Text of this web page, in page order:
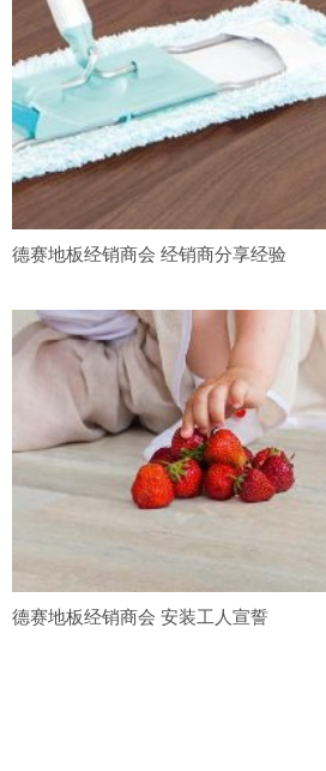
德赛地板经销商会 经销商分享经验
德赛地板经销商会 安装工人宣誓